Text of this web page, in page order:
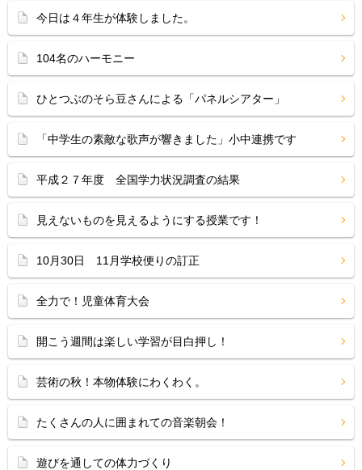
今日は４年生が体験しました。
104名のハーモニー
ひとつぶのそら豆さんによる「パネルシアター」
「中学生の素敵な歌声が響きました」小中連携です
平成２７年度 全国学力状況調査の結果
見えないものを見えるようにする授業です！
10月30日 11月学校便りの訂正
全力で！児童体育大会
開こう週間は楽しい学習が目白押し！
芸術の秋！本物体験にわくわく。
たくさんの人に囲まれての音楽朝会！
遊びを通しての体力づくり